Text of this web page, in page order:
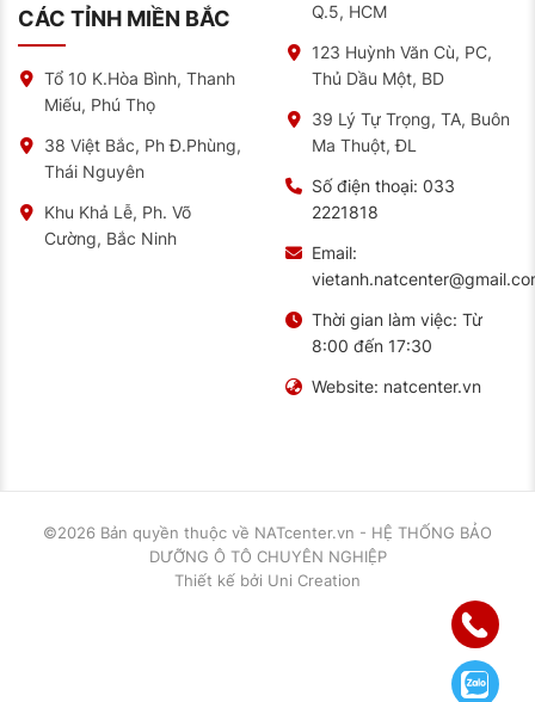
CÁC TỈNH MIỀN BẮC
Tổ 10 K.Hòa Bình, Thanh
Miếu, Phú Thọ
38 Việt Bắc, Ph Đ.Phùng,
Thái Nguyên
Khu Khả Lễ, Ph. Võ
Cường, Bắc Ninh
Q.5, HCM
123 Huỳnh Văn Cù, PC,
Thủ Dầu Một, BD
39 Lý Tự Trọng, TA, Buôn
Ma Thuột, ĐL
Số điện thoại: 033
2221818
Email:
Thời gian làm việc: Từ
8:00 đến 17:30
Website: natcenter.vn
©2026 Bản quyền thuộc về NATcenter.vn - HỆ THỐNG BẢO
DƯỠNG Ô TÔ CHUYÊN NGHIỆP
Thiết kế bởi Uni Creation